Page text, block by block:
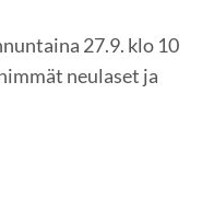
27.9. klo 10
neulaset ja